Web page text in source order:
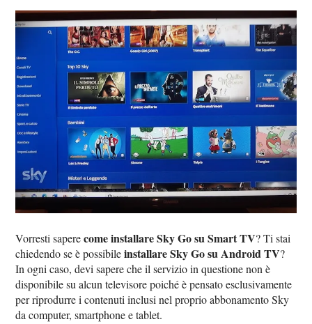
Vorresti saperecome installare Sky Go su Smart TV? Ti stai
chiedendo se è possibileinstallare Sky Go su Android TV?
In ogni caso, devi sapere che il servizio in questione non è
disponibile su alcun televisore poiché è pensato esclusivamente
per riprodurre i contenuti inclusi nel proprio abbonamento Sky
da computer, smartphone e tablet.